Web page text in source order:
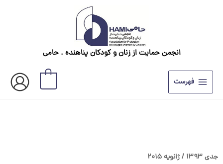
انجمن حمایت از زنان و کودکان پناهنده . حامی
فهرست
جدی ۱۳۹۳ / ژانويه ۲۰۱۵